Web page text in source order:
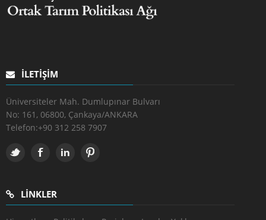
İLETIŞIM
Üniversiteler Mah. Dumlupınar Bulvarı
No: 161, 06800, Çankaya/ANKARA
Telefon:+90 312 258 7907
LINKLER